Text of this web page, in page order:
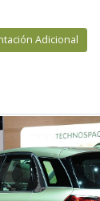
Adicional